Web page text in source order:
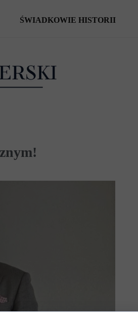
ŚWIADKOWIE HISTORII